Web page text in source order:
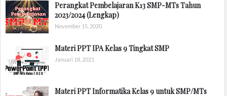
Perangkat Pembelajaran K13 SMP-MTs Tahun
2023/2024 (Lengkap)
November 15, 2020
Materi PPT IPA Kelas 9 Tingkat SMP
Januari 18, 2021
Materi PPT Informatika Kelas 9 untuk SMP/MTs